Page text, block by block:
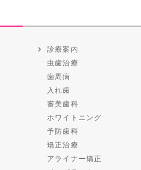
診療案内
虫歯治療
歯周病
入れ歯
審美歯科
ホワイトニング
予防歯科
矯正治療
アライナー矯正